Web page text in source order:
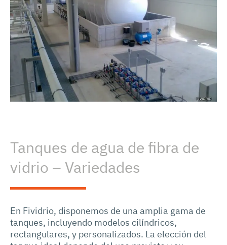
Tanques de agua de fibra de
vidrio – Variedades
En Fividrio, disponemos de una amplia gama de
tanques, incluyendo modelos cilíndricos,
rectangulares, y personalizados. La elección del